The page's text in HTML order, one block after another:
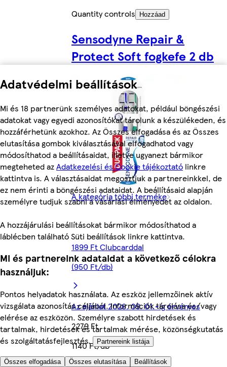
Adatvédelmi beállítások
Mi és 18 partnerünk személyes adatokat, például böngészési
adatokat vagy egyedi azonosítókat tárolunk a készülékeden, és
hozzáférhetünk azokhoz. Az Összes elfogadása és az Összes
elutasítása gombok kiválasztásával elfogadhatod vagy
módosíthatod a beállításaidat, illetve ugyanezt bármikor
megteheted azAdatkezelési és Cookie tájékoztató linkre
kattintva is. A választásaidat megosztjuk a partnereinkkel, de
ez nem érinti a böngészési adataidat. A beállításaid alapján
személyre tudjuk szabni a vásárlási élményedet az oldalon.
A hozzájárulási beállításokat bármikor módosíthatod a
láblécben található Süti beállítások linkre kattintva.
Mi és partnereink adataidat a következő célokra
használjuk:
Pontos helyadatok használata. Az eszköz jellemzőinek aktív
vizsgálata azonosítás céljából. Információk tárolása és/vagy
elérése az eszközön. Személyre szabott hirdetések és
tartalmak, hirdetések és tartalmak mérése, közönségkutatás
és szolgáltatásfejlesztés.
Partnereink listája
Összes elfogadása Összes elutasítása Beállítások
Quantity controls
Hozzáad
Sensodyne Repair &
Protect Soft fogkefe 2 db
A kategória többi terméke
1899 Ft Clubcarddal
(950 Ft/db)
Az ajánlat 2026. 09. 01.-ig érvényes
2279 Ft
1140 Ft/db